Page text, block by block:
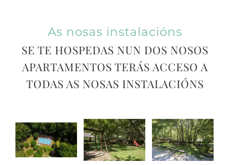
As nosas instalacións
SE TE HOSPEDAS NUN DOS NOSOS
APARTAMENTOS TERÁS ACCESO A
TODAS AS NOSAS INSTALACIÓNS